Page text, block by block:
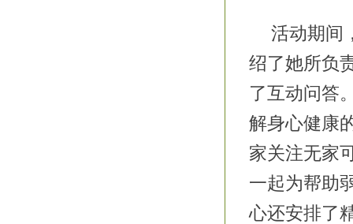
活动期间
绍了她所负
了互动问答
解身心健康
家关注无家
一起为帮助
心还安排了